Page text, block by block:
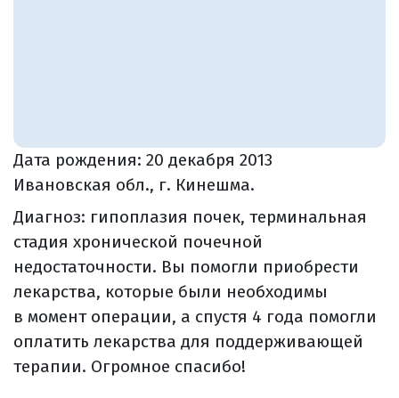
Дата рождения: 20 декабря 2013
Ивановская обл., г. Кинешма.
Диагноз: гипоплазия почек, терминальная
стадия хронической почечной
недостаточности. Вы помогли приобрести
лекарства, которые были необходимы
в момент операции, а спустя 4 года помогли
оплатить лекарства для поддерживающей
терапии. Огромное спасибо!